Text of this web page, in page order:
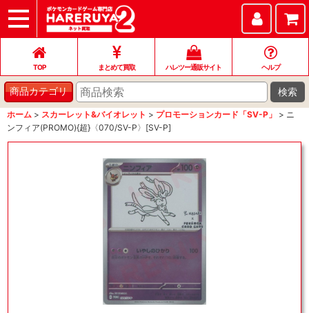
TOP
まとめて買取
ハレツー通販サイト
ヘルプ
お問い合わせ
TOP まとめて買取 ハレツー通販サイト ヘルプ
商品カテゴリ 検索
ホーム > スカーレット&バイオレット > プロモーションカード「SV-P」 > ニ
ンフィア(PROMO){超}〈070/SV-P〉[SV-P]